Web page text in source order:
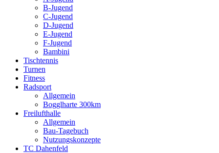
B-Jugend
C-Jugend
D-Jugend
E-Jugend
F-Jugend
Bambini
Tischtennis
Turnen
Fitness
Radsport
Allgemein
Bogglharte 300km
Freilufthalle
Allgemein
Bau-Tagebuch
Nutzungskonzepte
TC Dahenfeld